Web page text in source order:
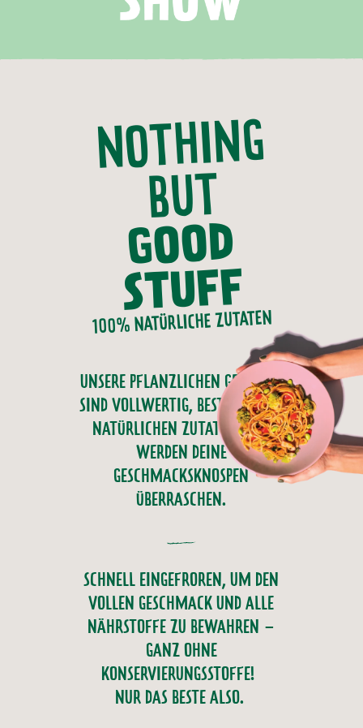
NOTHING
BUT
GOOD
STUFF
100% NATÜRLICHE ZUTATEN
UNSERE PFLANZLICHEN GERICHTE
SIND VOLLWERTIG, BESTEHEN AUS
NATÜRLICHEN ZUTATEN, UND
WERDEN DEINE
GESCHMACKSKNOSPEN
ÜBERRASCHEN.
SCHNELL EINGEFROREN, UM DEN
VOLLEN GESCHMACK UND ALLE
NÄHRSTOFFE ZU BEWAHREN –
GANZ OHNE
KONSERVIERUNGSSTOFFE!
NUR DAS BESTE ALSO.